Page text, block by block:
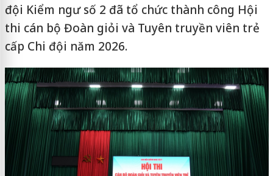
đội Kiểm ngư số 2 đã tổ chức thành công Hội
thi cán bộ Đoàn giỏi và Tuyên truyền viên trẻ
cấp Chi đội năm 2026.